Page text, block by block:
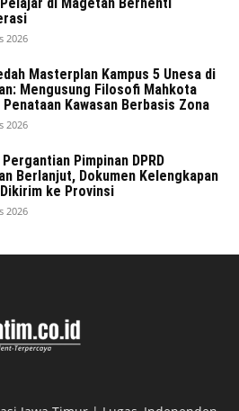
2026
Masterplan Kampus 5 Unesa di
Mengusung Filosofi Mahkota
Kawasan Berbasis Zona
2026
Pimpinan DPRD
Berlanjut, Dokumen Kelengkapan
ke Provinsi
2026